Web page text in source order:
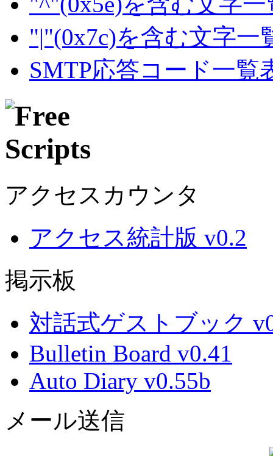
"|"(0x7c)を含む文字一
SMTP応答コード一覧
アクセスカウンタ
アクセス統計版 v0.2
掲示板
対話式ゲストブック
Bulletin Board v0.41
Auto Diary v0.55b
メール送信